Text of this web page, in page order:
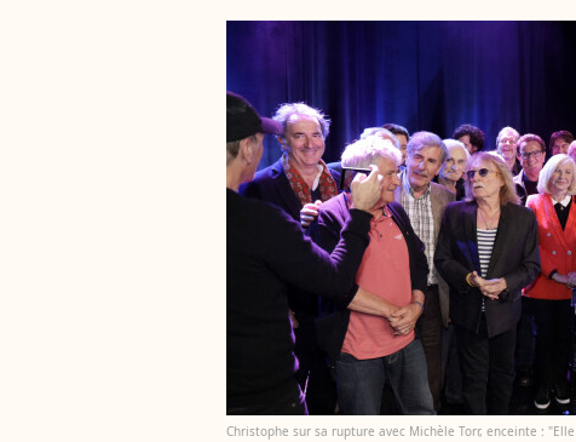
Christophe sur sa rupture avec Michèle Torr, enceinte :